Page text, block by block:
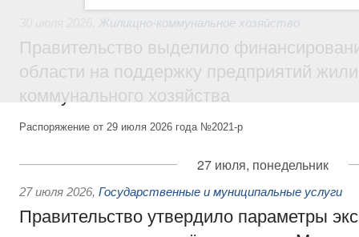
Жилищно-коммунальное хозяйство
Правительство выделило
области на поддержку предприятий
коммунального хозяйства
Распоряжение от 29 июля 2026 года №2021-р
27 июля, понедельник
27 июля 2026, Государственные и муниципальные услуги
Правительство утвердило параметры